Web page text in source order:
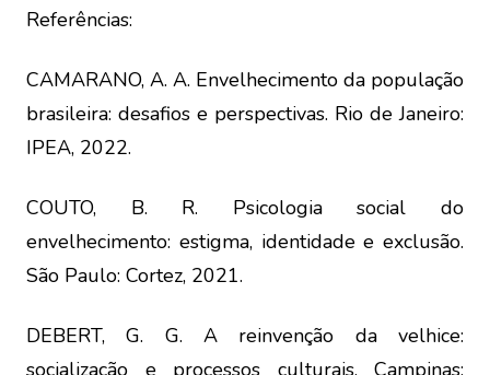
Referências:
CAMARANO, A. A. Envelhecimento da população
brasileira: desafios e perspectivas. Rio de Janeiro:
IPEA, 2022.
COUTO, B. R. Psicologia social do
envelhecimento: estigma, identidade e exclusão.
São Paulo: Cortez, 2021.
DEBERT, G. G. A reinvenção da velhice:
socialização e processos culturais. Campinas: